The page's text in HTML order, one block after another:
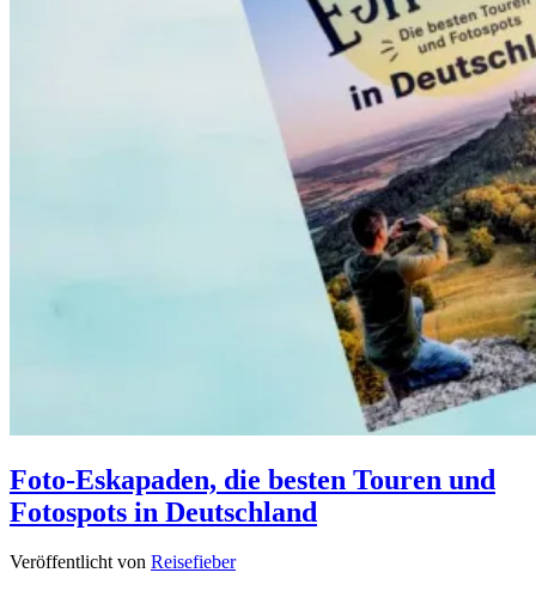
Foto-Eskapaden, die besten Touren und
Fotospots in Deutschland
Veröffentlicht von Reisefieber